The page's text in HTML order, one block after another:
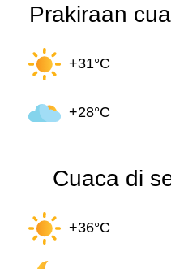
Prakiraan
+31°C
+28°C
Cuaca di
+36°C